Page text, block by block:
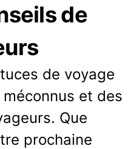
de
de voyage
et des
Que
prochaine